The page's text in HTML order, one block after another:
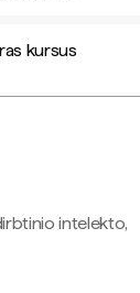
kursus
intelekto,